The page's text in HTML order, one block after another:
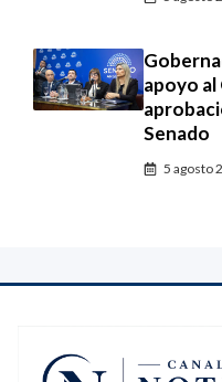
apoyo
Senado
5 agosto